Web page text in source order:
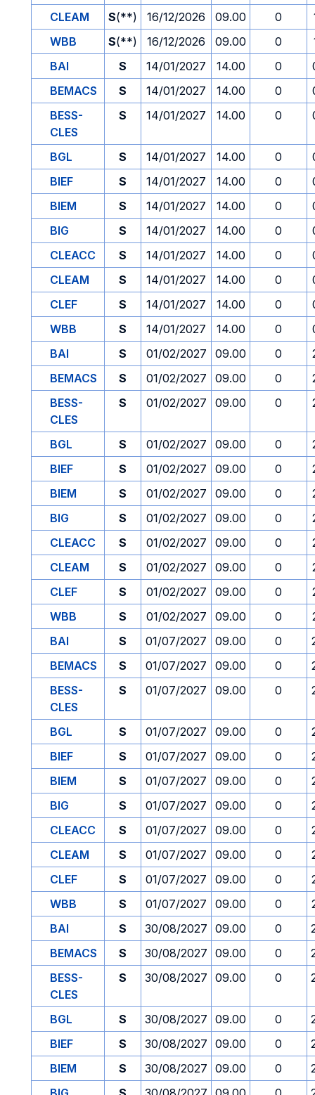
CLEAM
S(**) 16/12/2026 09.00 0
WBB
S(**) 16/12/2026 09.00 0
BAI
S 14/01/2027 14.00 0
BEMACS
S 14/01/2027 14.00 0
BESS-
CLES
S 14/01/2027 14.00 0
BGL S 14/01/2027 14.00 0
BIEF
S 14/01/2027 14.00 0
BIEM
S 14/01/2027 14.00 0
BIG
S 14/01/2027 14.00 0
CLEACC
S 14/01/2027 14.00 0
CLEAM
S 14/01/2027 14.00 0
CLEF
S 14/01/2027 14.00 0
WBB
S 14/01/2027 14.00 0
BAI
S 01/02/2027 09.00 0
BEMACS
S 01/02/2027 09.00 0
BESS-
CLES
S 01/02/2027 09.00 0
BGL S 01/02/2027 09.00 0
BIEF
S 01/02/2027 09.00 0
BIEM
S 01/02/2027 09.00 0
BIG
S 01/02/2027 09.00 0
CLEACC
S 01/02/2027 09.00 0
CLEAM
S 01/02/2027 09.00 0
CLEF
S 01/02/2027 09.00 0
WBB
S 01/02/2027 09.00 0
BAI
S 01/07/2027 09.00 0
BEMACS
S 01/07/2027 09.00 0
BESS-
CLES
S 01/07/2027 09.00 0
BGL S 01/07/2027 09.00 0
BIEF
S 01/07/2027 09.00 0
BIEM
S 01/07/2027 09.00 0
BIG
S 01/07/2027 09.00 0
CLEACC
S 01/07/2027 09.00 0
CLEAM
S 01/07/2027 09.00 0
CLEF
S 01/07/2027 09.00 0
WBB
S 01/07/2027 09.00 0
BAI
S 30/08/2027 09.00 0
BEMACS
S 30/08/2027 09.00 0
BESS-
CLES
S 30/08/2027 09.00 0
BGL S 30/08/2027 09.00 0
BIEF
S 30/08/2027 09.00 0
BIEM
S 30/08/2027 09.00 0